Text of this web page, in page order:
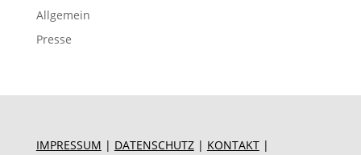
Allgemein
Presse
IMPRESSUM | DATENSCHUTZ| KONTAKT |